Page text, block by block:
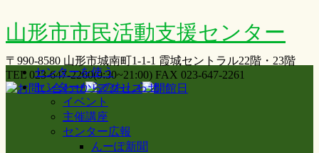
山形市市民活動支援センター
〒990-8580 山形市城南町1-1-1 霞城セントラル22階・23階
TEL 023-647-2260(9:30~21:00) FAX 023-647-2261
センターを使う
センターからのおしらせ
イベント
主催講座
センター広報
んーぽ新聞